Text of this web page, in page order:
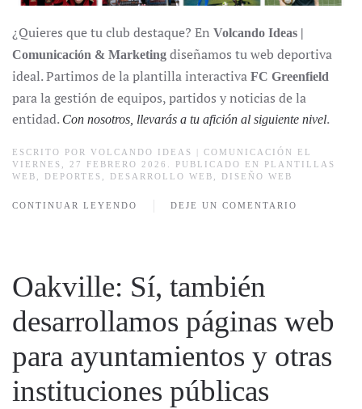
¿Quieres que tu club destaque? En Volcando Ideas |
Comunicación & Marketing diseñamos tu web deportiva
ideal. Partimos de la plantilla interactiva FC Greenfield
para la gestión de equipos, partidos y noticias de la
entidad. Con nosotros, llevarás a tu afición al siguiente nivel.
ESCRITO POR VOLCANDO IDEAS | COMUNICACIÓN
EL
VIERNES, 27 FEBRERO 2026. PUBLICADO EN PLANTILLAS
WEB
DEPORTES DESARROLLO WEB DISEÑO WEB
CONTINUAR LEYENDO DEJE UN COMENTARIO
Oakville: Sí, también
desarrollamos páginas web
para ayuntamientos y otras
instituciones públicas